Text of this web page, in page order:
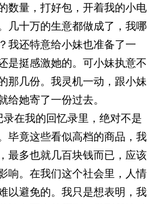
数量，打好包，开着我的小电
几十万的生意都做成了，我哪
我还特意给小妹也准备了一
是挺感激她的。可小妹执意不
那几份。我灵机一动，跟小妹
给她寄了一份过去。
在我的回忆录里，绝对不是
毕竟这些看似高档的商品，我
最多也就几百块钱而已，应该
响。在我们这个社会里，人情
以避免的。我只是想表明，我